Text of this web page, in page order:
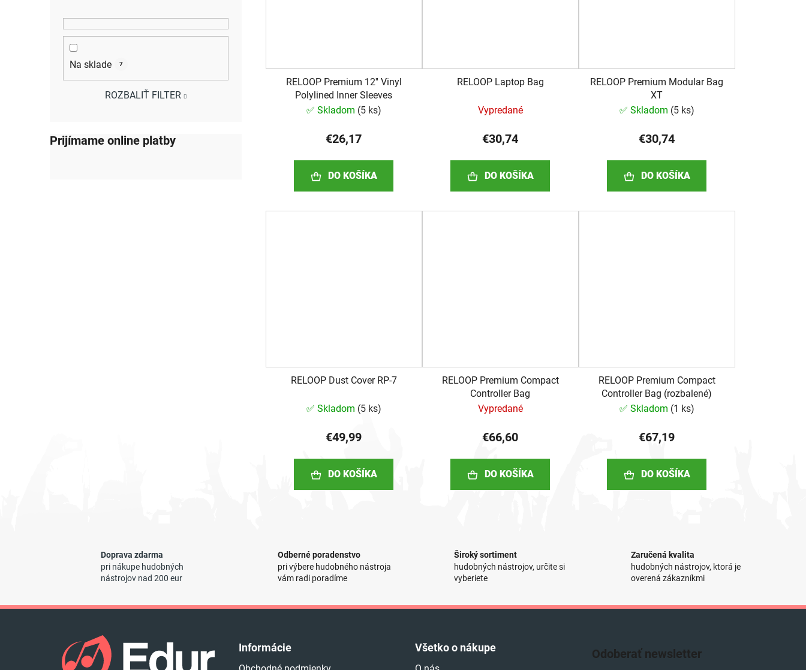
Na sklade 7
ROZBALIŤ FILTER
Prijímame online platby
RELOOP Premium 12'' Vinyl
Polylined Inner Sleeves
✅ Skladom (5 ks)
€26,17
DO KOŠÍKA
RELOOP Laptop Bag
Vypredané
€30,74
DO KOŠÍKA
RELOOP Premium Modular Bag
XT
✅ Skladom (5 ks)
€30,74
DO KOŠÍKA
RELOOP Dust Cover RP-7
✅ Skladom (5 ks)
€49,99
DO KOŠÍKA
RELOOP Premium Compact
Controller Bag
Vypredané
€66,60
DO KOŠÍKA
RELOOP Premium Compact
Controller Bag (rozbalené)
✅ Skladom (1 ks)
€67,19
DO KOŠÍKA
á
d
Doprava zdarma
pri nákupe hudobných
nástrojov nad 200 eur
Odberné poradenstvo
pri výbere hudobného nástroja
vám radi poradíme
Široký sortiment
hudobných nástrojov, určite si
vyberiete
Zaručená kvalita
hudobných nástrojov, ktorá je
overená zákazníkmi
Informácie Všetko o nákupe Odoberať newsletter